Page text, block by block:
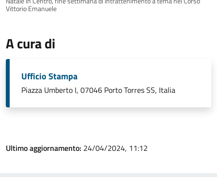
Vittorio Emanuele
A cura di
Ufficio Stampa
Piazza Umberto I, 07046 Porto Torres SS, Italia
Ultimo aggiornamento: 24/04/2024, 11:12